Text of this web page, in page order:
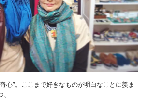
心”。ここまで好きなものが明白なことに羨ま